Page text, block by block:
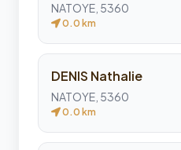
NATOYE, 5360
0.0 km
DENIS Nathalie
NATOYE, 5360
0.0 km